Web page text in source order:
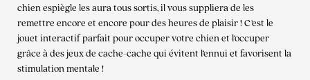
chien espiègle les aura tous sortis, il vous suppliera de les
remettre encore et encore pour des heures de plaisir ! C’est le
jouet interactif parfait pour occuper votre chien et l’occuper
grâce à des jeux de cache-cache qui évitent l’ennui et favorisent la
stimulation mentale !